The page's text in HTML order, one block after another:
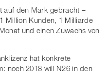
auf den Mark gebracht –
Million Kunden, 1 Milliarde
und einen Zuwachs von
hat konkrete
noch 2018 will N26 in den